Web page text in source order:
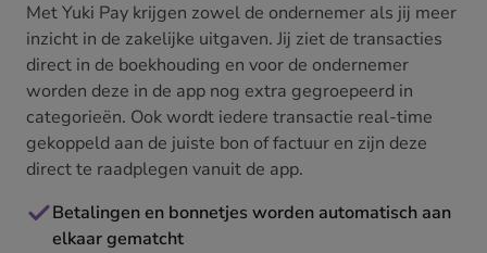
Met Yuki Pay krijgen zowel de ondernemer als jij meer
inzicht in de zakelijke uitgaven. Jij ziet de transacties
direct in de boekhouding en voor de ondernemer
worden deze in de app nog extra gegroepeerd in
categorieën. Ook wordt iedere transactie real-time
gekoppeld aan de juiste bon of factuur en zijn deze
direct te raadplegen vanuit de app.
Betalingen en bonnetjes worden automatisch aan
elkaar gematcht